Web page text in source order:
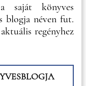
saját könyves
blogja néven fut.
regényhez